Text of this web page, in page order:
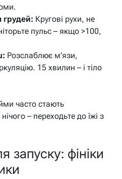
грудей: Кругові рухи, не
пульс – якщо >100,
Розслаблює м’язи,
15 хвилин – і тіло
часто стають
– переходьте до їжі з
запуску: фініки